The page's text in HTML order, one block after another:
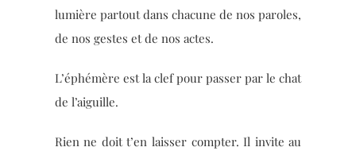
lumière partout dans chacune de nos paroles,
de nos gestes et de nos actes.
L’éphémère est la clef pour passer par le chat
de l’aiguille.
Rien ne doit t’en laisser compter. Il invite au